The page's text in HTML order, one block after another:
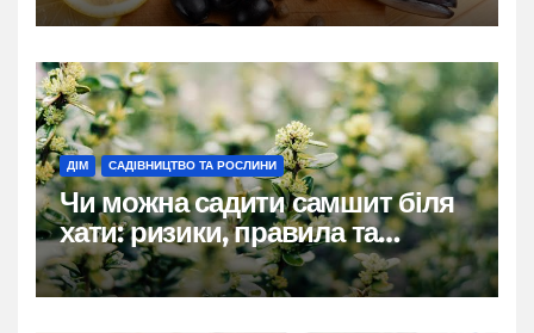
ДІМ САДІВНИЦТВО ТА РОСЛИНИ
Чи можна садити самшит біля
хати: ризики, правила та
практичні рішення